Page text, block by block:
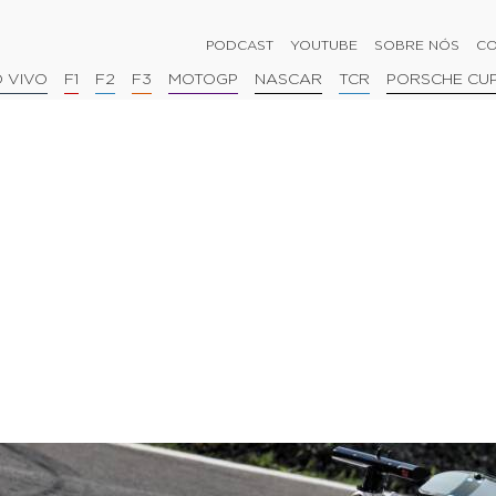
PODCAST YOUTUBE SOBRE NÓS
VIVO F1 F2 F3 MOTOGP NASCAR TCR PORSCHE